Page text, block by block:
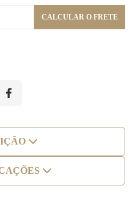
CALCULAR O FRETE